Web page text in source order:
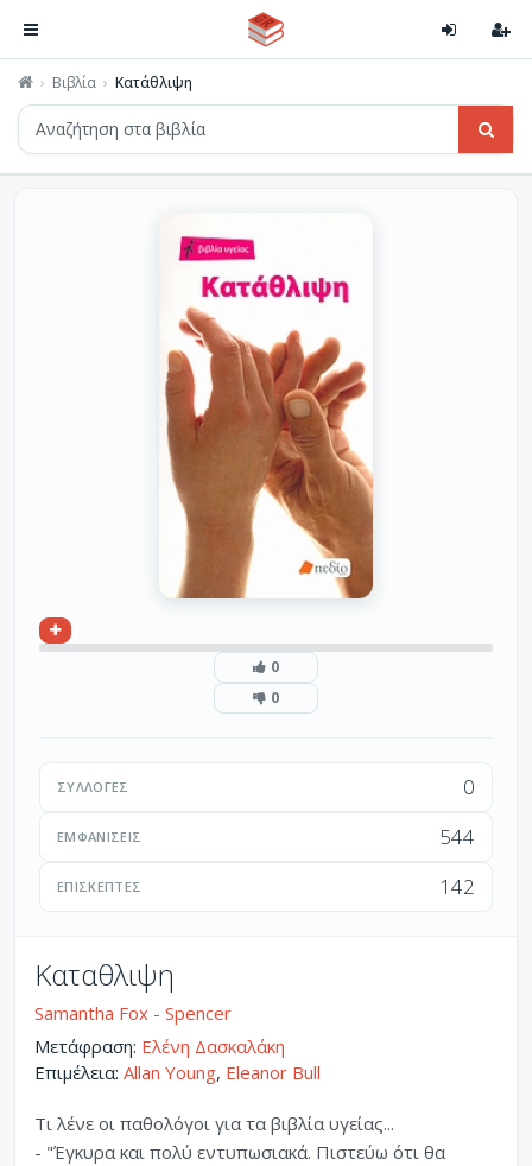
Βιβλία Κατάθλιψη
0
0
ΣΥΛΛΟΓΈΣ 0
ΕΜΦΑΝΊΣΕΙΣ 544
ΕΠΙΣΚΈΠΤΕΣ 142
Καταθλιψη
Samantha Fox - Spencer
Μετάφραση: Ελένη Δασκαλάκη
Επιμέλεια: Allan Young, Eleanor Bull
Τι λένε οι παθολόγοι για τα βιβλία υγείας...
- "Έγκυρα και πολύ εντυπωσιακά. Πιστεύω ότι θα